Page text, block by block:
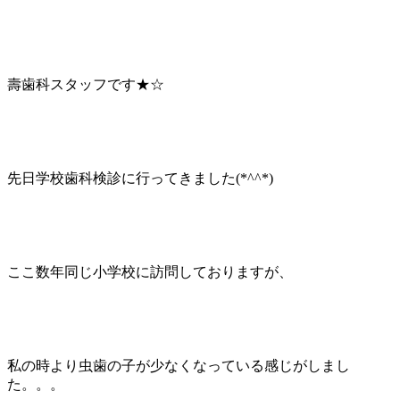
壽歯科スタッフです★☆
先日学校歯科検診に行ってきました(*^^*)
ここ数年同じ小学校に訪問しておりますが、
私の時より虫歯の子が少なくなっている感じがしまし
た。。。